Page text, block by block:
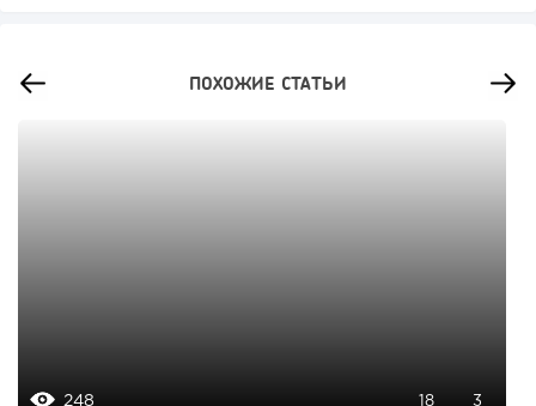
ПОХОЖИЕ СТАТЬИ
248 18 3